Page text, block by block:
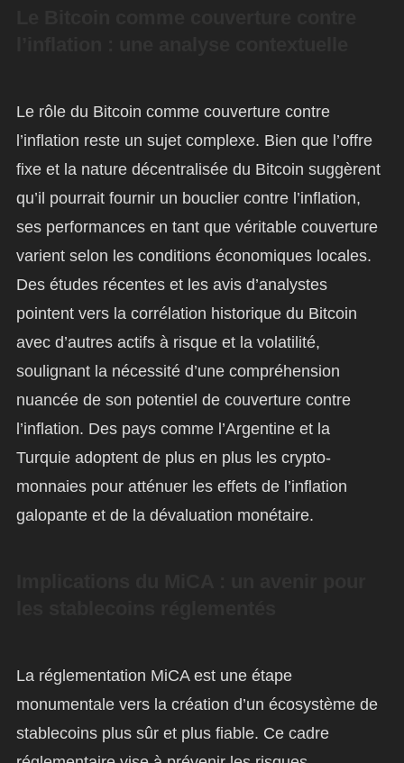
Le rôle du Bitcoin comme couverture contre
l’inflation reste un sujet complexe. Bien que l’offre
fixe et la nature décentralisée du Bitcoin suggèrent
qu’il pourrait fournir un bouclier contre l’inflation,
ses performances en tant que véritable couverture
varient selon les conditions économiques locales.
Des études récentes et les avis d’analystes
pointent vers la corrélation historique du Bitcoin
avec d’autres actifs à risque et la volatilité,
soulignant la nécessité d’une compréhension
nuancée de son potentiel de couverture contre
l’inflation. Des pays comme l’Argentine et la
Turquie adoptent de plus en plus les crypto-
monnaies pour atténuer les effets de l’inflation
galopante et de la dévaluation monétaire.
La réglementation MiCA est une étape
monumentale vers la création d’un écosystème de
stablecoins plus sûr et plus fiable. Ce cadre